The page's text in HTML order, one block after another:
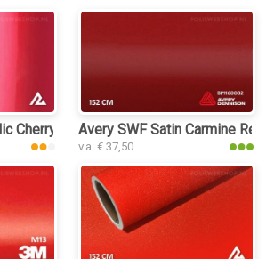
Cherry Red 3068 folie
Avery SWF Satin Carmine
v.a. € 37,50